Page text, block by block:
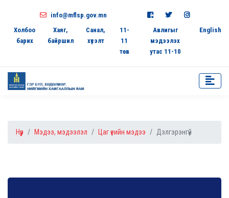
info@mflsp.gov.mn
Холбоо
барих
Хаяг,
байршил
Санал,
хүсэлт
11-
11
төв
Авлигыг
мэдээлэх
утас 11-10
English
Нүүр Мэдээ, мэдээлэл Цаг үеийн мэдээ Дэлгэрэнгүй